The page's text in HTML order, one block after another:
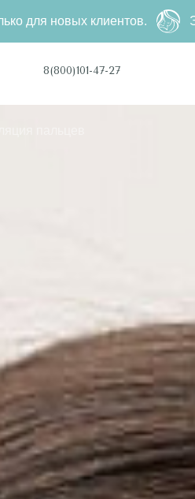
8(800)101-47-27
Эпиляция пальцев на